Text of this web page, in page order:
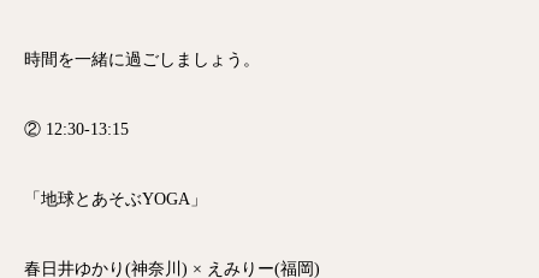
時間を一緒に過ごしましょう。
② 12:30-13:15
「地球とあそぶYOGA」
春日井ゆかり(神奈川) × えみりー(福岡)